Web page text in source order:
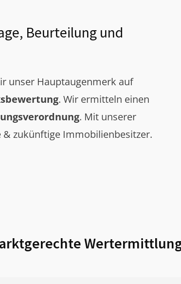
Beurteilung und
unser Hauptaugenmerk auf
. Wir ermitteln einen
. Mit unserer
zukünftige Immobilienbesitzer.